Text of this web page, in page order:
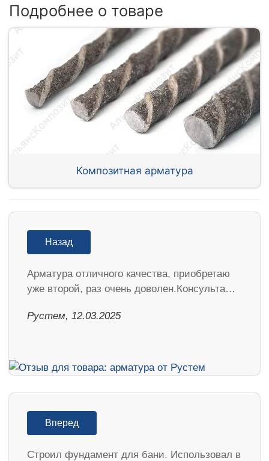
Подробнее о товаре
Композитная арматура
Назад
Арматура отличного качества, приобретаю
уже второй, раз очень доволен.Консульта…
Рустем, 12.03.2025
Вперед
Строил фундамент для бани. Использовал в